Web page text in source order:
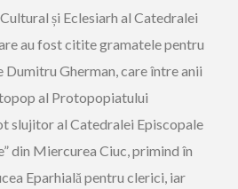
și Eclesiarh al Catedralei
au fost citite gramatele pentru
Dumitru Gherman, care între anii
al Protopopiatului
slujitor al Catedralei Episcopale
din Miercurea Ciuc, primind în
Eparhială pentru clerici, iar